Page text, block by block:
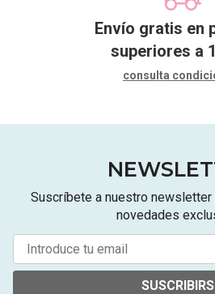
Envío gratis en
superiores a
consulta
Suscríbete a nuestro
novedades